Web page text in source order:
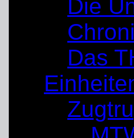
Die
Das